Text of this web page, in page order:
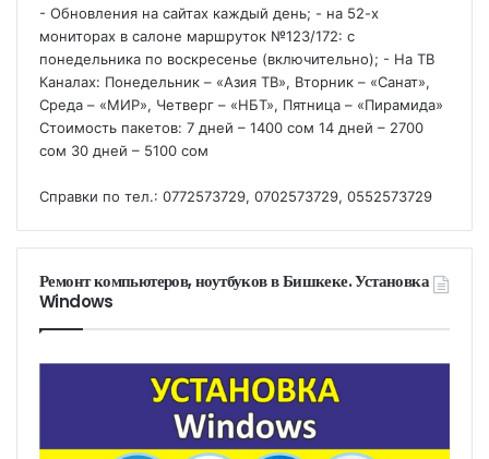
- Обновления на сайтах каждый день; - на 52-х
мониторах в салоне маршруток №123/172: с
понедельника по воскресенье (включительно); - На ТВ
Каналах: Понедельник – «Азия ТВ», Вторник – «Санат»,
Среда – «МИР», Четверг – «НБТ», Пятница – «Пирамида»
Стоимость пакетов: 7 дней – 1400 сом 14 дней – 2700
сом 30 дней – 5100 сом
Справки по тел.: 0772573729, 0702573729, 0552573729
Ремонт компьютеров, ноутбуков в Бишкеке. Установка
Windows